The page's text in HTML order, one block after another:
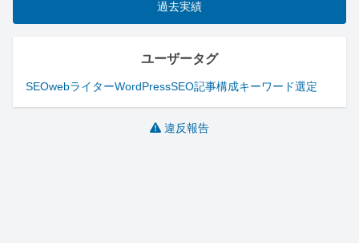
過去実績
ユーザータグ
SEOwebライターWordPressSEO記事構成キーワード選定
違反報告